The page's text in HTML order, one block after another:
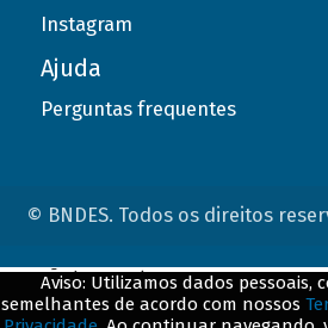
Instagram
Ajuda
Perguntas frequentes
© BNDES. Todos os direitos
Aviso: Utilizamos dados pessoais,
semelhantes de acordo com nossos
ConteÃºdo complementar
${title}${badge}